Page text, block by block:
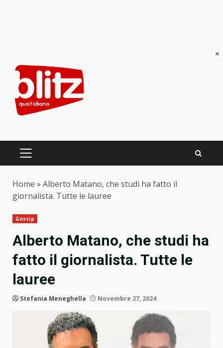
content
PRIMARY
Home » Alberto Matano, che studi ha fatto il
giornalista. Tutte le lauree
Gossip
Alberto Matano, che studi ha
fatto il giornalista. Tutte le
lauree
Stefania Meneghella Novembre 27, 2024
×